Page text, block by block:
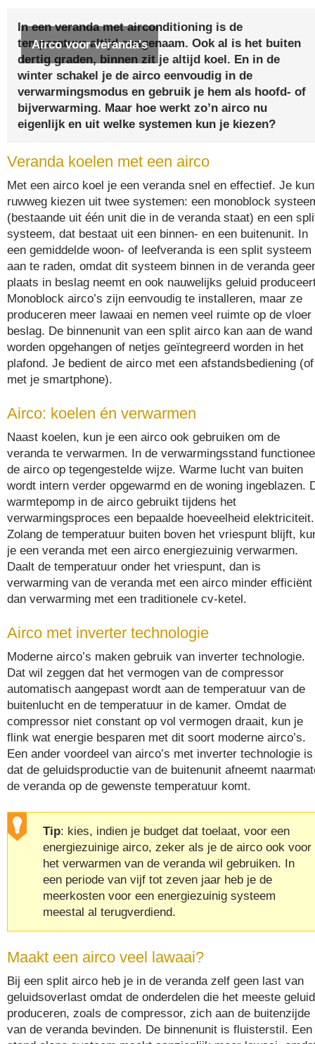
Airco voor veranda's
In een veranda met airconditioning is de
temperatuur altijd aangenaam. Ook al is het buiten
dertig graden, binnen zit je altijd koel. En in de
winter schakel je de airco eenvoudig in de
verwarmingsmodus en gebruik je hem als hoofd- of
bijverwarming. Maar hoe werkt zo’n airco nu
eigenlijk en uit welke systemen kun je kiezen?
Veranda koelen met een airco
Met een airco koel je een veranda snel en effectief. Je
ruwweg kiezen uit twee systemen: een monoblock
(bestaande uit één unit die in de veranda staat) en een
systeem, dat bestaat uit een binnen- en een buitenunit. In
een gemiddelde woon- of leefveranda is een split systeem
aan te raden, omdat dit systeem binnen in de veranda
plaats in beslag neemt en ook nauwelijks geluid
Monoblock airco’s zijn eenvoudig te installeren, maar ze
produceren meer lawaai en nemen veel ruimte op de vloer
beslag. De binnenunit van een split airco kan aan de wand
worden opgehangen of netjes geïntegreerd worden in het
plafond. Je bedient de airco met een afstandsbediening (of
met je smartphone).
Airco: koelen én verwarmen
Naast koelen, kun je een airco ook gebruiken om de
veranda te verwarmen. In de verwarmingsstand
de airco op tegengestelde wijze. Warme lucht van buiten
wordt intern verder opgewarmd en de woning ingeblazen.
warmtepomp in de airco gebruikt tijdens het
verwarmingsproces een bepaalde hoeveelheid elektriciteit.
Zolang de temperatuur buiten boven het vriespunt blijft,
je een veranda met een airco energiezuinig verwarmen.
Daalt de temperatuur onder het vriespunt, dan is
verwarming van de veranda met een airco minder efficiënt
dan verwarming met een traditionele cv-ketel.
Airco met inverter technologie
Moderne airco’s maken gebruik van inverter technologie.
Dat wil zeggen dat het vermogen van de compressor
automatisch aangepast wordt aan de temperatuur van de
buitenlucht en de temperatuur in de kamer. Omdat de
compressor niet constant op vol vermogen draait, kun je
flink wat energie besparen met dit soort moderne airco’s.
Een ander voordeel van airco’s met inverter technologie is
dat de geluidsproductie van de buitenunit afneemt
de veranda op de gewenste temperatuur komt.
Tip: kies, indien je budget dat toelaat, voor een
energiezuinige airco, zeker als je de airco ook voor
het verwarmen van de veranda wil gebruiken. In
een periode van vijf tot zeven jaar heb je de
meerkosten voor een energiezuinig systeem
meestal al terugverdiend.
Maakt een airco veel lawaai?
Bij een split airco heb je in de veranda zelf geen last van
geluidsoverlast omdat de onderdelen die het meeste geluid
produceren, zoals de compressor, zich aan de buitenzijde
van de veranda bevinden. De binnenunit is fluisterstil. Een